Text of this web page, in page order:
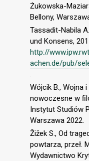
Żukowska-
Bellony,
Tassadit-Nabila
und Konsens,
http://
achen.de/pub/
Wójcik B., Wojna
nowoczesne w
Instytut Studiów
Warszawa 2022.
Žižek S., Od
powtarza, przeł.
Wydawnictwo